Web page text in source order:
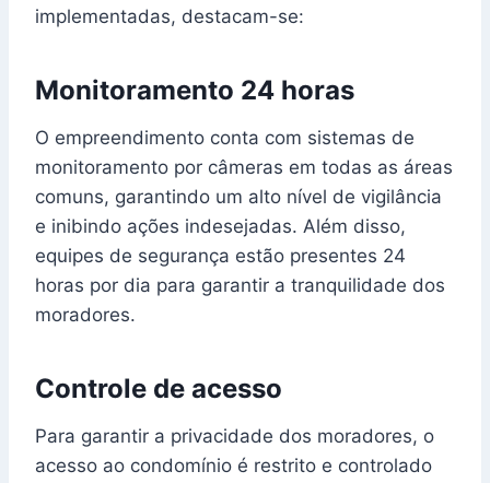
implementadas, destacam-se:
Monitoramento 24 horas
O empreendimento conta com sistemas de
monitoramento por câmeras em todas as áreas
comuns, garantindo um alto nível de vigilância
e inibindo ações indesejadas. Além disso,
equipes de segurança estão presentes 24
horas por dia para garantir a tranquilidade dos
moradores.
Controle de acesso
Para garantir a privacidade dos moradores, o
acesso ao condomínio é restrito e controlado